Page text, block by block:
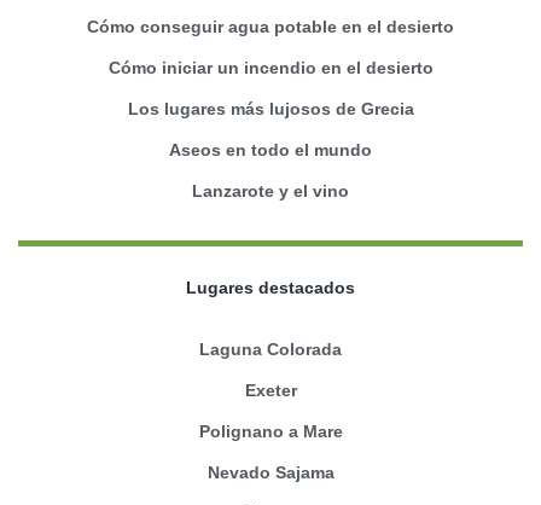
Cómo conseguir agua potable en el desierto
Cómo iniciar un incendio en el desierto
Los lugares más lujosos de Grecia
Aseos en todo el mundo
Lanzarote y el vino
Lugares destacados
Laguna Colorada
Exeter
Polignano a Mare
Nevado Sajama